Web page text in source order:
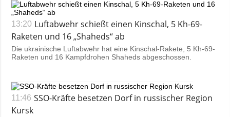
13:20 Luftabwehr schießt einen Kinschal, 5 Kh-69-
Raketen und 16 „Shaheds“ ab
Die ukrainische Luftabwehr hat eine Kinschal-Rakete, 5 Kh-69-
Raketen und 16 Kampfdrohen Shaheds abgeschossen.
11:46 SSO-Kräfte besetzen Dorf in russischer Region
Kursk